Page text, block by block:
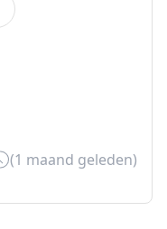
(1 maand geleden)